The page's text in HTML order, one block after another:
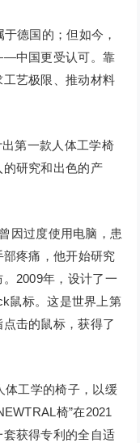
德国的；但如今，
中国更受认可。靠
艺极限、推动材料
第一款人体工学椅
研究和出色的产
因过度使用电脑，患
部疼痛，他开始研究
2009年，设计了一
鼠标。这是世界上第
击的鼠标，获得了
体工学的椅子，以缓
椅”在2021
获得专利的全自适